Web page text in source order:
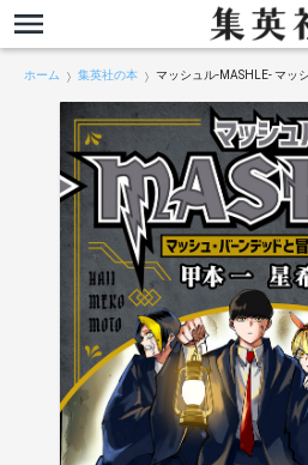
ホーム 集英社の本 マッシュル-MASHLE- マッ